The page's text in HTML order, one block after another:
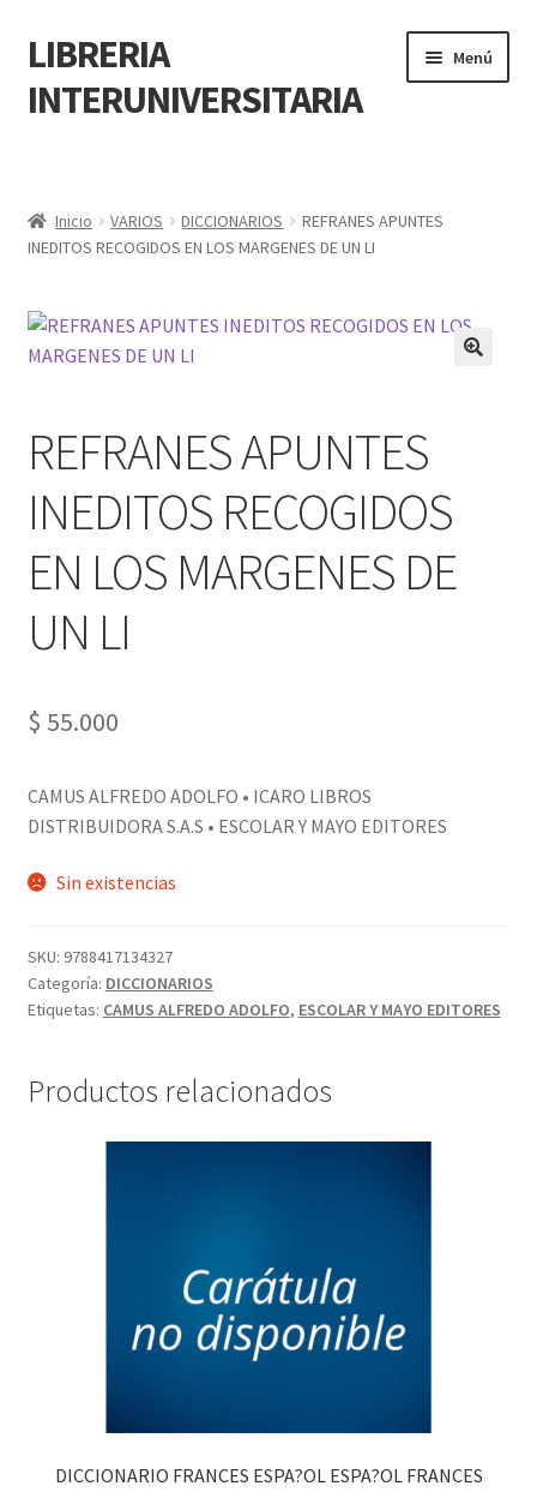
LIBRERIA
INTERUNIVERSITARIA
Menú
Carrito
Finalizar compra
Mi cuenta
POLÍTICA DE MANEJO DE INFORMACIÓN Y DATOS
PERSONALES DE CORPORACIÓN INTERUNIVERSITARIA DE
SERVICIO
QUIÉNES SOMOS
SHOP
Tienda
Inicio VARIOS DICCIONARIOS
REFRANES APUNTES
INEDITOS RECOGIDOS EN LOS MARGENES DE UN LI
REFRANES APUNTES
INEDITOS RECOGIDOS
EN LOS MARGENES DE
UN LI
$ 55.000
CAMUS ALFREDO ADOLFO • ICARO LIBROS
DISTRIBUIDORA S.A.S • ESCOLAR Y MAYO EDITORES
Sin existencias
SKU: 9788417134327
Categoría: DICCIONARIOS
Etiquetas: CAMUS ALFREDO ADOLFO, ESCOLAR Y MAYO EDITORES
Productos relacionados
DICCIONARIO FRANCES ESPA?OL ESPA?OL FRANCES